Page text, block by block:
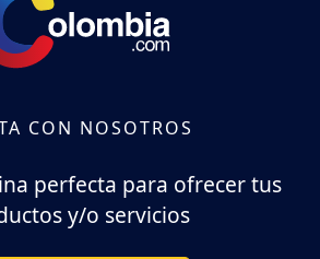
CON NOSOTROS
perfecta para ofrecer tus
y/o servicios